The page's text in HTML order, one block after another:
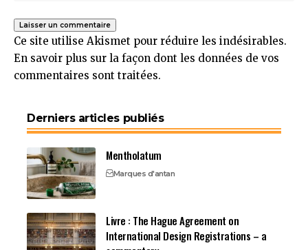
Ce site utilise Akismet pour réduire les indésirables.
En savoir plus sur la façon dont les données de vos
commentaires sont traitées.
Derniers articles publiés
Mentholatum
Marques d'antan
Livre : The Hague Agreement on
International Design Registrations – a